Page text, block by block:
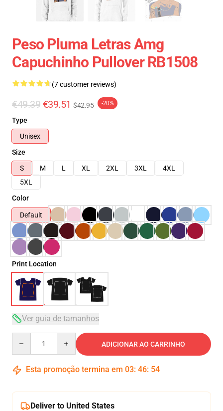
Peso Pluma Letras Amg
Capuchinho Pullover RB1508
(7 customer reviews)
€49.39 €39.51 $42.95 -20%
Type
Unisex
Size
S
M L XL 2XL 3XL
4XL
5XL
Color
Default
Print Location
Ver guia de tamanhos
ADICIONAR AO CARRINHO
Esta promoção termina em 03: 46: 54
Deliver to United States